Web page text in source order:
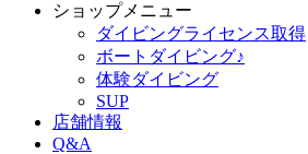
ショップメニュー
ダイビングライセンス取得
ボートダイビング♪
体験ダイビング
SUP
店舗情報
Q&A